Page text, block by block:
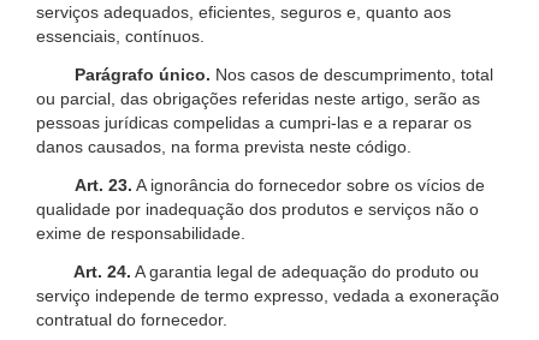
serviços adequados, eficientes, seguros e, quanto aos
essenciais, contínuos.
Parágrafo único. Nos casos de descumprimento, total
ou parcial, das obrigações referidas neste artigo, serão as
pessoas jurídicas compelidas a cumpri-las e a reparar os
danos causados, na forma prevista neste código.
Art. 23. A ignorância do fornecedor sobre os vícios de
qualidade por inadequação dos produtos e serviços não o
exime de responsabilidade.
Art. 24. A garantia legal de adequação do produto ou
serviço independe de termo expresso, vedada a exoneração
contratual do fornecedor.